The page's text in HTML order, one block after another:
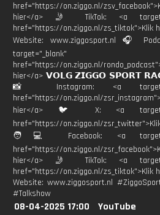
href="https://on.ziggo.nl/
hier</a> 🤳 TikTok: <a
href="https://on.ziggo.nl/zs_tiktok">Klik
Website: www.ziggosport.nl 🎧
target="_blank"
href="https://on.ziggo.nl/
hier</a> 𝗩𝗢𝗟𝗚 𝗭𝗜𝗚𝗚𝗢 𝗦𝗣𝗢𝗥𝗧
📸 Instagram: <a
href="https://on.ziggo.nl/
hier</a> 🐦 X: <a
href="https://on.ziggo.nl/
🧑💻 Facebook: <a
href="https://on.ziggo.nl/
hier</a> 🤳 TikTok: <a
href="https://on.ziggo.nl/zs_tiktok">Klik
Website: www.ziggosport.nl
#Talkshow
08-04-2025 17:00
YouTube